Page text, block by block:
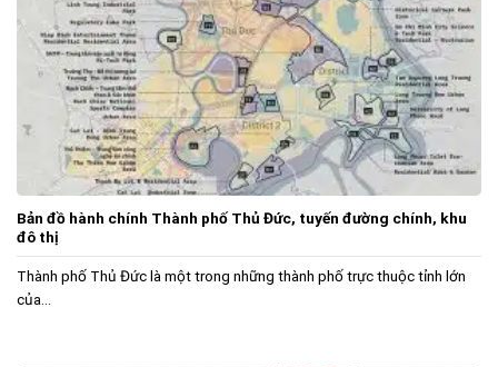
Bản đồ hành chính Thành phố Thủ Đức, tuyến đường chính, khu
đô thị
Thành phố Thủ Đức là một trong những thành phố trực thuộc tỉnh lớn
của...